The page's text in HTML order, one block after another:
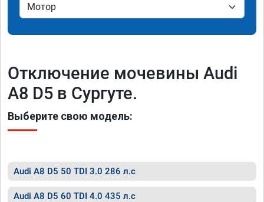
Отключение мочевины Audi
A8 D5 в Сургуте.
Выберите свою модель:
Audi A8 D5 50 TDI 3.0 286 л.с
Audi A8 D5 60 TDI 4.0 435 л.с